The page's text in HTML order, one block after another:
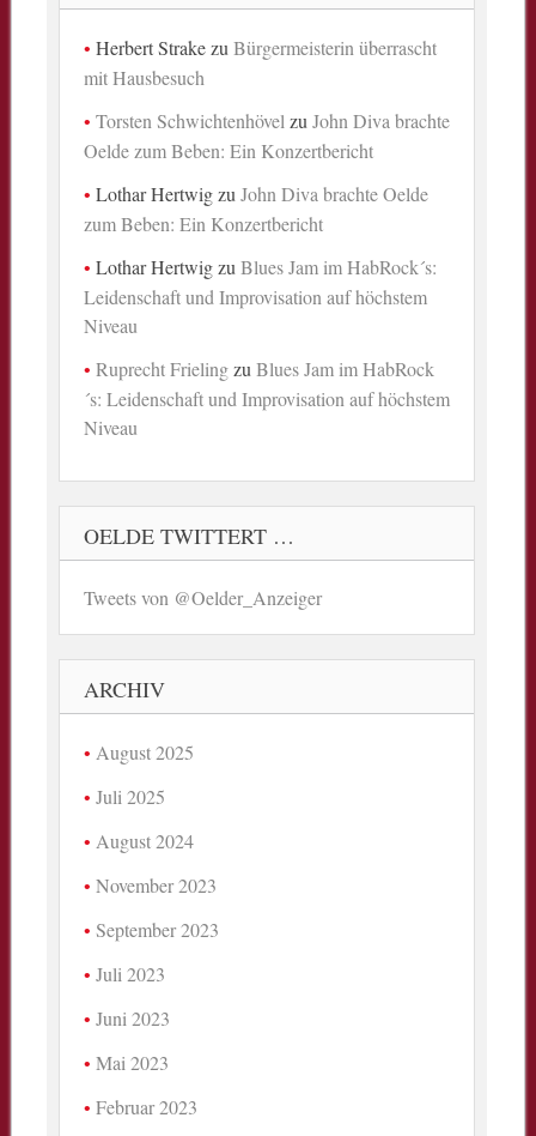
Herbert StrakezuBürgermeisterin überrascht
mit Hausbesuch
Torsten Schwichtenhövel zuJohn Diva brachte
Oelde zum Beben: Ein Konzertbericht
Lothar HertwigzuJohn Diva brachte Oelde
zum Beben: Ein Konzertbericht
Lothar HertwigzuBlues Jam im HabRock´s:
Leidenschaft und Improvisation auf höchstem
Niveau
Ruprecht FrielingzuBlues Jam im HabRock
´s: Leidenschaft und Improvisation auf höchstem
Niveau
OELDE TWITTERT …
Tweets von @Oelder_Anzeiger
ARCHIV
August 2025
Juli 2025
August 2024
November 2023
September 2023
Juli 2023
Juni 2023
Mai 2023
Februar 2023